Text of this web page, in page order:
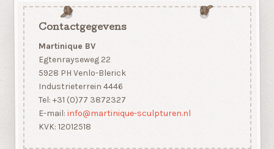
Contactgegevens
Martinique BV
Egtenrayseweg 22
5928 PH Venlo-Blerick
Industrieterrein 4446
Tel: +31 (0)77 3872327
E-mail: info@martinique-sculpturen.nl
KVK: 12012518